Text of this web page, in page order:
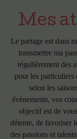
Mes
Le partage est dans
transmettre ma
régulièrement des
pour les particuliers
selon les
évènements, vos
objectif est de
détente, de favoriser
des passions et